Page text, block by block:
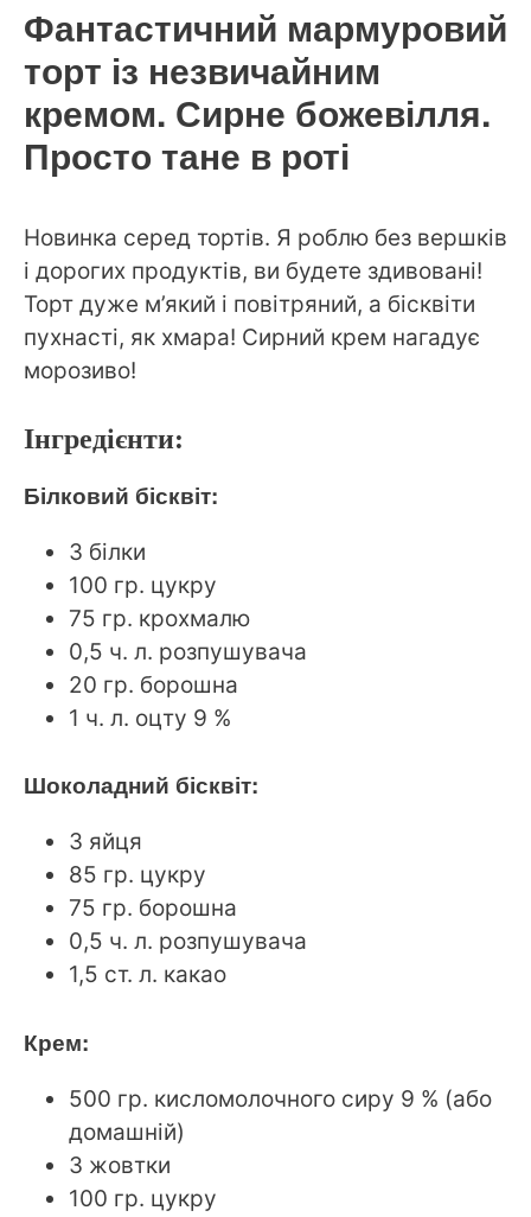
Фантастичний мармуровий
торт із незвичайним
кремом. Сирне божевілля.
Просто тане в роті
Новинка серед тортів. Я роблю без вершків
і дорогих продуктів, ви будете здивовані!
Торт дуже м’який і повітряний, а бісквіти
пухнасті, як хмара! Сирний крем нагадує
морозиво!
Інгредієнти:
Білковий бісквіт:
3 білки
100 гр. цукру
75 гр. крохмалю
0,5 ч. л. розпушувача
20 гр. борошна
1 ч. л. оцту 9 %
Шоколадний бісквіт:
3 яйця
85 гр. цукру
75 гр. борошна
0,5 ч. л. розпушувача
1,5 ст. л. какао
Крем:
500 гр. кисломолочного сиру 9 % (або
домашній)
3 жовтки
100 гр. цукру